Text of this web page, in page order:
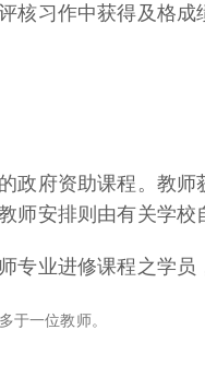
核习作中获得及格
政府资助课程。教
师安排则由有关学校
专业进修课程之学
于一位教师。